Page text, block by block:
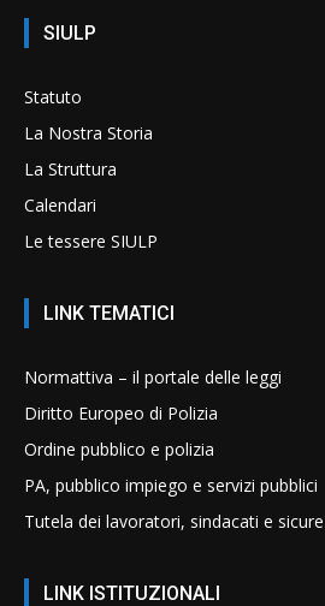
SIULP
Statuto
La Nostra Storia
La Struttura
Calendari
Le tessere SIULP
LINK TEMATICI
Normattiva – il portale delle leggi
Diritto Europeo di Polizia
Ordine pubblico e polizia
PA, pubblico impiego e servizi pubblici
Tutela dei lavoratori, sindacati e
LINK ISTITUZIONALI